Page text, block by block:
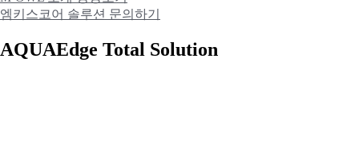
엠키스코어 솔루션 문의하기
AQUAEdge Total Solution